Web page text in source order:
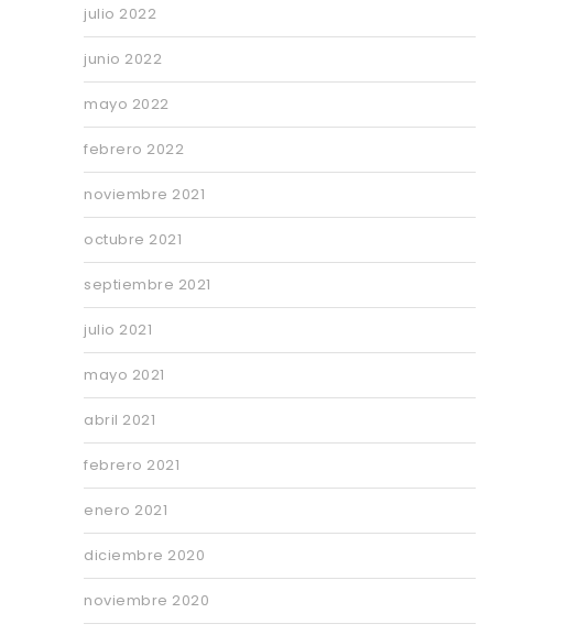
julio 2022
junio 2022
mayo 2022
febrero 2022
noviembre 2021
octubre 2021
septiembre 2021
julio 2021
mayo 2021
abril 2021
febrero 2021
enero 2021
diciembre 2020
noviembre 2020